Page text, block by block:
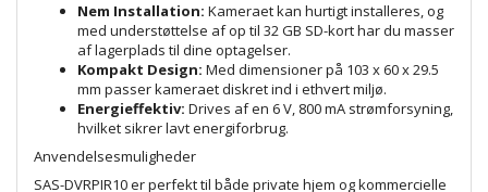
Nem Installation: Kameraet kan hurtigt installeres, og
med understøttelse af op til 32 GB SD-kort har du masser
af lagerplads til dine optagelser.
Kompakt Design: Med dimensioner på 103 x 60 x 29.5
mm passer kameraet diskret ind i ethvert miljø.
Energieffektiv: Drives af en 6 V, 800 mA strømforsyning,
hvilket sikrer lavt energiforbrug.
Anvendelsesmuligheder
SAS-DVRPIR10 er perfekt til både private hjem og kommercielle